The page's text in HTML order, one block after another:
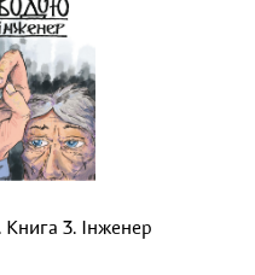
3. Інженер